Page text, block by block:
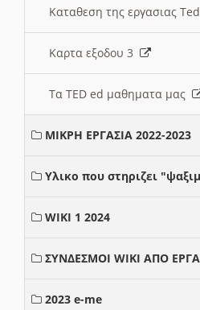
Καταθεση της εργασιας
Καρτα εξοδου 3
Τα TED ed μαθηματα μας
ΜΙΚΡΗ ΕΡΓΑΣΙΑ 2022-2023
Υλικο που στηριζει
WIKI 1 2024
ΣΥΝΔΕΣΜΟΙ WIKI ΑΠΟ
2023 e-me